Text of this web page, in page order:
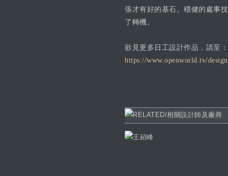
張才有好的基石。穩健的處事
了轉機。
欲見更多日工設計作品，請至：
https://www.openworld.tv/